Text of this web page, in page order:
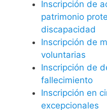
Inscripción de
patrimonio
discapacidad
Inscripción de
voluntarias
Inscripción de
fallecimiento
Inscripción en
excepcionales